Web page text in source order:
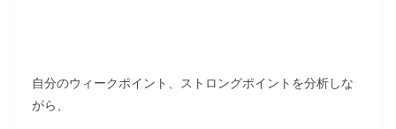
自分のウィークポイント、ストロングポイントを分析しな
がら、